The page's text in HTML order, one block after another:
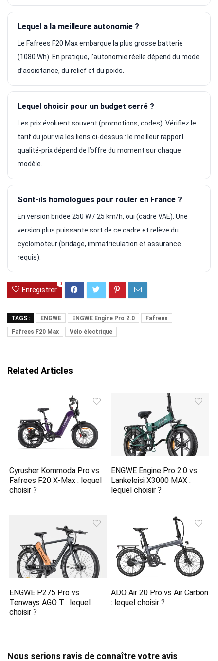
Lequel a la meilleure autonomie ?
Le Fafrees F20 Max embarque la plus grosse batterie
(1080 Wh). En pratique, l’autonomie réelle dépend du mode
d’assistance, du relief et du poids.
Lequel choisir pour un budget serré ?
Les prix évoluent souvent (promotions, codes). Vérifiez le
tarif du jour via les liens ci-dessus : le meilleur rapport
qualité-prix dépend de l’offre du moment sur chaque
modèle.
Sont-ils homologués pour rouler en France ?
En version bridée 250 W / 25 km/h, oui (cadre VAE). Une
version plus puissante sort de ce cadre et relève du
cyclomoteur (bridage, immatriculation et assurance
requis).
Enregistrer
0
TAGS : ENGWE ENGWE Engine Pro 2.0
Fafrees
Fafrees F20 Max
Vélo électrique
Related Articles
Cyrusher Kommoda Pro vs
Fafrees F20 X-Max : lequel
choisir ?
ENGWE Engine Pro 2.0 vs
Lankeleisi X3000 MAX :
lequel choisir ?
ENGWE P275 Pro vs
Tenways AGO T : lequel
choisir ?
ADO Air 20 Pro vs Air Carbon
: lequel choisir ?
Nous serions ravis de connaître votre avis